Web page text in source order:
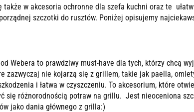
w akcesoria ochronne dla szefa kuchni oraz te
szczotki do rusztów. Poniżej opisujemy
od Webera to prawdziwy must-have dla tych, którzy chcą
zazwyczaj nie kojarzą się z grillem, takie jak paella,
i łatwa w czyszczeniu. To akcesorium, które
się różnorodnością potraw na grillu. Jest nieoceniona
jako dania głównego z grilla:)